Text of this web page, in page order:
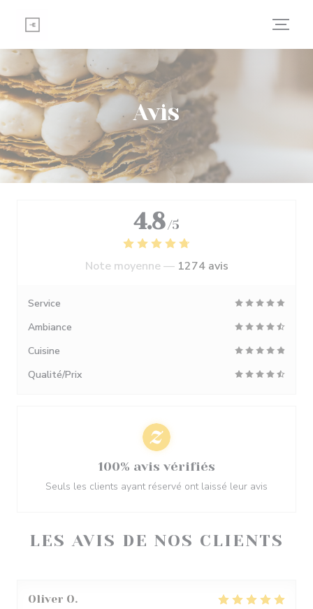
Avis
LES AVIS DE NOS CLIENTS
Oliver O
4.8 /5
Note moyenne — 1274 avis
Service
Ambiance
Cuisine
Qualité/Prix
100% avis vérifiés
Seuls les clients ayant réservé ont laissé leur avis